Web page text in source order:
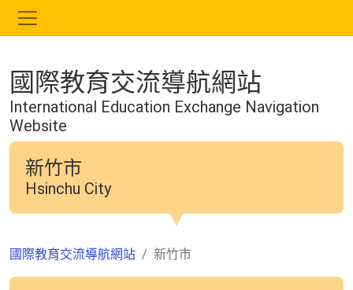
容
國際教育交流導航網站
International Education Exchange Navigation
Website
新竹市
Hsinchu City
國際教育交流導航網站 新竹市